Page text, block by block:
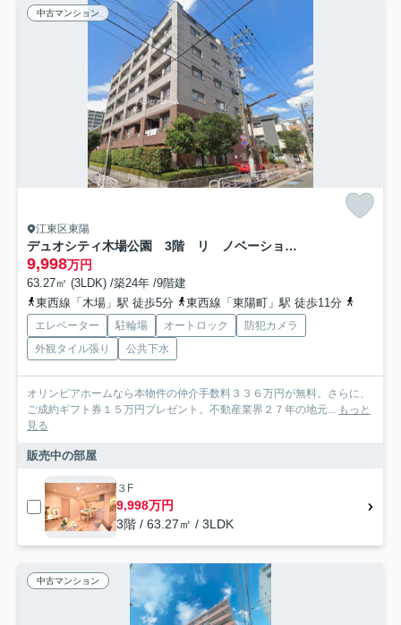
中古マンション
江東区東陽
デュオシティ木場公園 3階 リ ノベーション済
9,998万円
63.27㎡ (3LDK) /築24年 /9階建
東西線「木場」駅 徒歩5分
東西線「東陽町」駅 徒歩11分
エレベーター 駐輪場 オートロック
防犯カメラ
外観タイル張り
公共下水
オリンピアホームなら本物件の仲介手数料３３６万円が無料。さらに、
ご成約ギフト券１５万円プレゼント。不動産業界２７年の地元... もっと
見る
販売中の部屋
３F
9,998万円
3階 / 63.27㎡ / 3LDK
中古マンション